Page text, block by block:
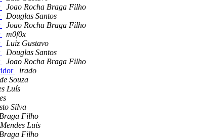
Joao Rocha Braga Filho
Douglas Santos
Joao Rocha Braga Filho
m0f0x
Luiz Gustavo
Douglas Santos
Joao Rocha Braga Filho
irado
Souza
Luís
Silva
Filho
Luís
Filho